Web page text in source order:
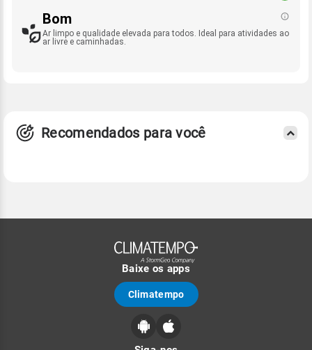
Bom
Ar limpo e qualidade elevada para todos. Ideal para atividades ao
ar livre e caminhadas.
Recomendados para você
Baixe os apps
Climatempo